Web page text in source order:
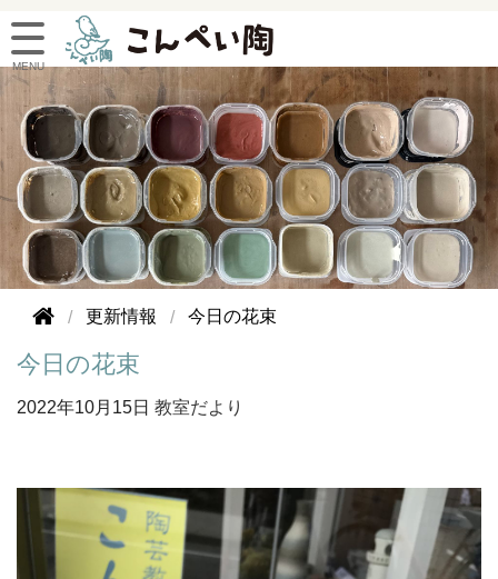
更新情報 今日の花束
今日の花束
2022年10月15日 教室だより